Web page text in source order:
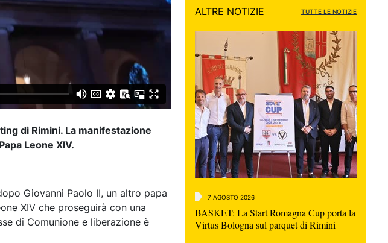
di Rimini. La manifestazione
Leone XIV.
Giovanni Paolo II, un altro papa
XIV che proseguirà con una
di Comunione e liberazione è
ALTRE NOTIZIE TUTTE LE NOTIZIE
7 AGOSTO 2026
BASKET: La Start Romagna Cup porta la
Virtus Bologna sul parquet di Rimini